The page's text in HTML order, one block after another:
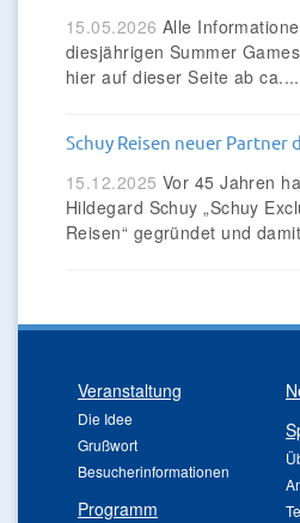
15.05.2026 Alle
diesjährigen Summer
hier auf dieser Seite ab
Schuy Reisen neuer Partner
15.12.2025 Vor 45 Jahren
Hildegard Schuy „Schuy
Reisen“ gegründet und
Veranstaltung
Die Idee
Grußwort
Besucherinformationen
Programm